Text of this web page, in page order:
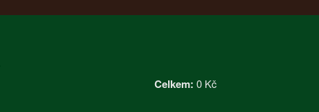
Celkem: 0 Kč